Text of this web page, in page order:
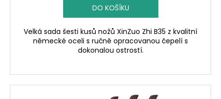
DO KOŠÍKU
Velká sada šesti kusů nožů XinZuo Zhi B35 z kvalitní
německé oceli s ručně opracovanou čepelí s
dokonalou ostrostí.